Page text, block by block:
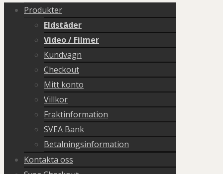
Produkter
Eldstäder
Video / Filmer
Kundvagn
Checkout
Mitt konto
Villkor
Fraktinformation
SVEA Bank
Betalningsinformation
Kontakta oss